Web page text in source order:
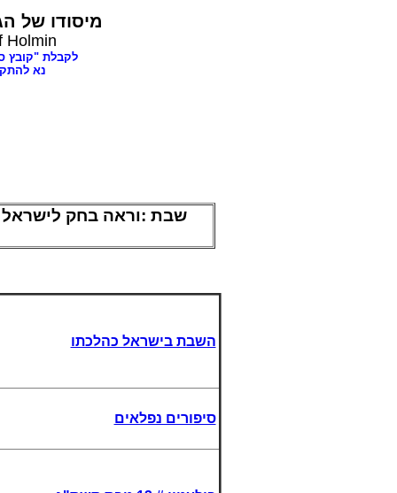
מיסודו של
Holmin
לקבלת "קובץ ספרים
נא
שבת :וראה בחק
השבת בישראל כהלכתו
סיפורים נפלאים